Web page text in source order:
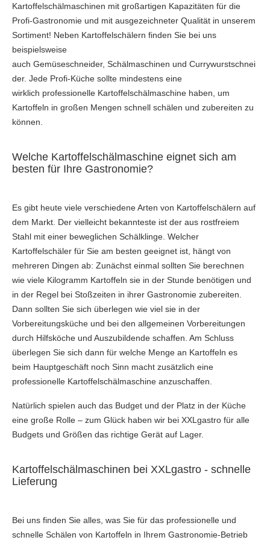
Kartoffelschälmaschinen mit großartigen Kapazitäten für die
Profi-Gastronomie und mit ausgezeichneter Qualität in unserem
Sortiment! Neben Kartoffelschälern finden Sie bei uns
beispielsweise
auch Gemüseschneider, Schälmaschinen und Currywurstschnei
der. Jede Profi-Küche sollte mindestens eine
wirklich professionelle Kartoffelschälmaschine haben, um
Kartoffeln in großen Mengen schnell schälen und zubereiten zu
können.
Welche Kartoffelschälmaschine eignet sich am
besten für Ihre Gastronomie?
Es gibt heute viele verschiedene Arten von Kartoffelschälern auf
dem Markt. Der vielleicht bekannteste ist der aus rostfreiem
Stahl mit einer beweglichen Schälklinge. Welcher
Kartoffelschäler für Sie am besten geeignet ist, hängt von
mehreren Dingen ab: Zunächst einmal sollten Sie berechnen
wie viele Kilogramm Kartoffeln sie in der Stunde benötigen und
in der Regel bei Stoßzeiten in ihrer Gastronomie zubereiten.
Dann sollten Sie sich überlegen wie viel sie in der
Vorbereitungsküche und bei den allgemeinen Vorbereitungen
durch Hilfsköche und Auszubildende schaffen. Am Schluss
überlegen Sie sich dann für welche Menge an Kartoffeln es
beim Hauptgeschäft noch Sinn macht zusätzlich eine
professionelle Kartoffelschälmaschine anzuschaffen.
Natürlich spielen auch das Budget und der Platz in der Küche
eine große Rolle – zum Glück haben wir bei XXLgastro für alle
Budgets und Größen das richtige Gerät auf Lager.
Kartoffelschälmaschinen bei XXLgastro - schnelle
Lieferung
Bei uns finden Sie alles, was Sie für das professionelle und
schnelle Schälen von Kartoffeln in Ihrem Gastronomie-Betrieb